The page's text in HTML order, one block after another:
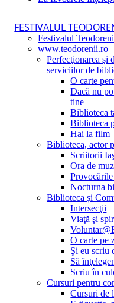
FESTIVALUL
Festivalul
www.teodorenii.ro
Perfecţionarea şi
serviciilor de
O carte
Dacă nu
tine
Biblioteca
Biblioteca
Hai la film
Biblioteca, actor
Scriitorii
Ora de
Nocturna
Biblioteca și
Intersecţii
Viaţă şi
O carte pe
Şi eu scriu
Să
Scriu în
Cursuri pentru
Cursuri de